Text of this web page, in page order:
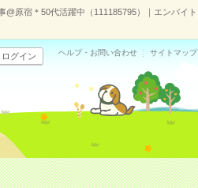
原宿＊50代活躍中（111185795）｜エンバイト
ログイン ヘルプ・お問い合わせ サイトマップ